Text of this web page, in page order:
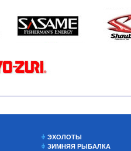
ЭХОЛОТЫ
ЗИМНЯЯ РЫБАЛКА